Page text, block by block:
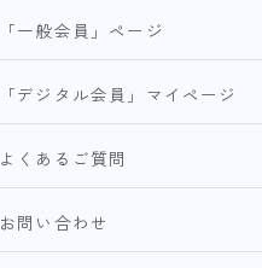
「一般会員」ページ
「デジタル会員」マイページ
よくあるご質問
お問い合わせ